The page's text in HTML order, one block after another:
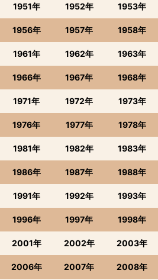
1951年 1952年 1953年
1956年 1957年 1958年
1961年 1962年 1963年
1966年 1967年 1968年
1971年 1972年 1973年
1976年 1977年 1978年
1981年 1982年 1983年
1986年 1987年 1988年
1991年 1992年 1993年
1996年 1997年 1998年
2001年 2002年 2003年
2006年 2007年 2008年